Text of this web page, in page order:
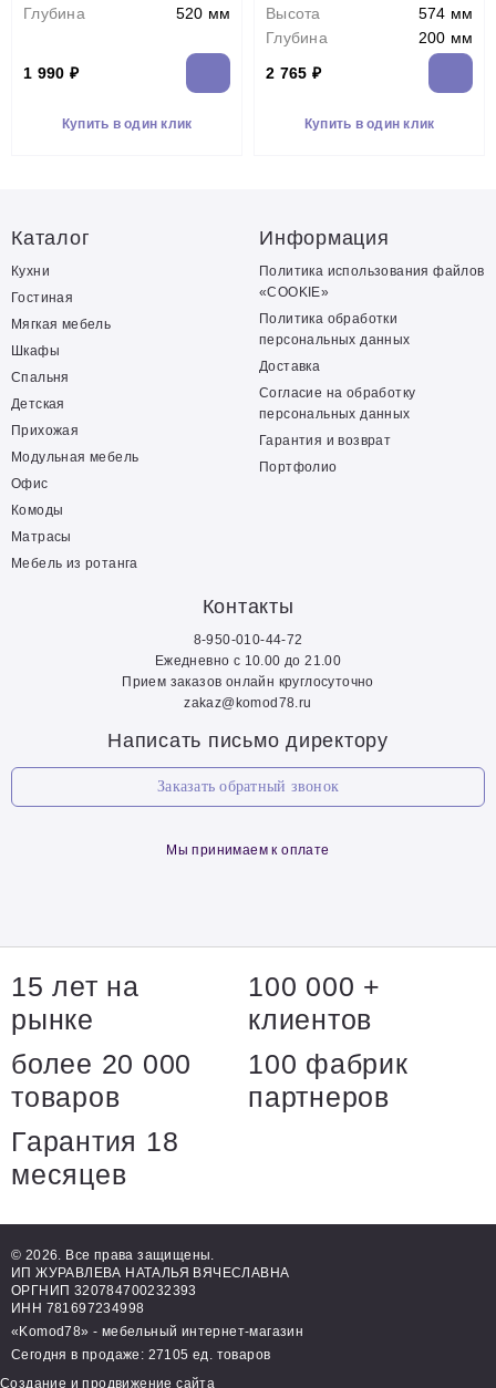
Глубина
520 мм
1 990 ₽
Купить в один клик
Высота
574 мм
Глубина
200 мм
2 765 ₽
Купить в один клик
Каталог
Кухни
Гостиная
Мягкая мебель
Шкафы
Спальня
Детская
Прихожая
Модульная мебель
Офис
Комоды
Матрасы
Мебель из ротанга
Информация
Политика использования файлов
«COOKIE»
Политика обработки
персональных данных
Доставка
Согласие на обработку
персональных данных
Гарантия и возврат
Портфолио
Контакты
8-950-010-44-72
Ежедневно с 10.00 до 21.00
Прием заказов онлайн круглосуточно
zakaz@komod78.ru
Написать письмо директору
Заказать обратный звонок
Мы принимаем к оплате
15 лет на
рынке
100 000 +
клиентов
более 20 000
товаров
100 фабрик
партнеров
Гарантия 18
месяцев
© 2026. Все права защищены.
ИП ЖУРАВЛЕВА НАТАЛЬЯ ВЯЧЕСЛАВНА
ОРГНИП 320784700232393
ИНН 781697234998
«Komod78» - мебельный интернет-магазин
Сегодня в продаже: 27105 ед. товаров
Создание и продвижение сайта